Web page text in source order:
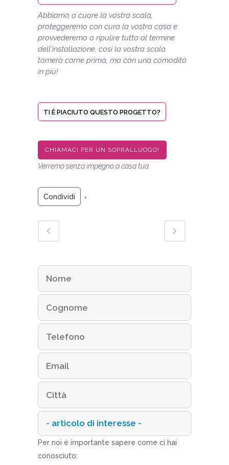
Abbiamo a cuore la vostra scala,
proteggeremo con cura la vostra casa e
provvederemo a ripulire tutto al termine
dell'installazione, così la vostra scala
tornerà come prima, ma con una comodità
in più!
TI È PIACIUTO QUESTO PROGETTO?
CHIAMACI PER UN SOPRALLUOGO!
Verremo senza impegno a casa tua.
Condividi
Per noi è importante sapere come ci hai
conosciuto: